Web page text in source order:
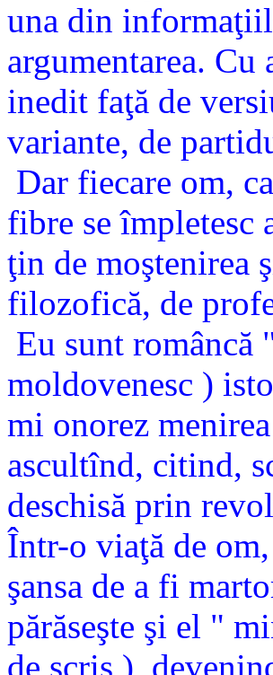
una din
argumentarea.
inedit faţă de
variante, de
Dar fiecare om,
fibre se împletesc
ţin de moştenirea
filozofică, de
Eu sunt româncă
moldovenesc )
mi onorez
ascultînd, citind,
deschisă prin
Într-o viaţă de
şansa de a fi
părăseşte şi el "
de scris ),